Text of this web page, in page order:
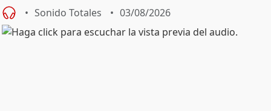
Sonido Totales 03/08/2026